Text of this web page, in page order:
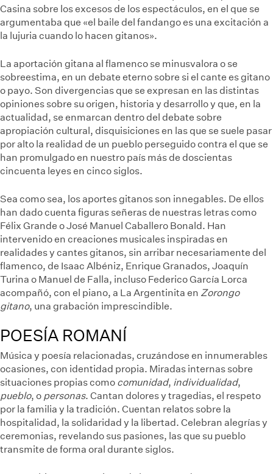
Casina sobre los excesos de los espectáculos, en el que se
argumentaba que «el baile del fandango es una excitación a
la lujuria cuando lo hacen gitanos».
La aportación gitana al flamenco se minusvalora o se
sobreestima, en un debate eterno sobre si el cante es gitano
o payo. Son divergencias que se expresan en las distintas
opiniones sobre su origen, historia y desarrollo y que, en la
actualidad, se enmarcan dentro del debate sobre
apropiación cultural, disquisiciones en las que se suele pasar
por alto la realidad de un pueblo perseguido contra el que se
han promulgado en nuestro país más de doscientas
cincuenta leyes en cinco siglos.
Sea como sea, los aportes gitanos son innegables. De ellos
han dado cuenta figuras señeras de nuestras letras como
Félix Grande o José Manuel Caballero Bonald. Han
intervenido en creaciones musicales inspiradas en
realidades y cantes gitanos, sin arribar necesariamente del
flamenco, de Isaac Albéniz, Enrique Granados, Joaquín
Turina o Manuel de Falla, incluso Federico García Lorca
acompañó, con el piano, a La Argentinita en Zorongo
gitano, una grabación imprescindible.
POESÍA ROMANÍ
Música y poesía relacionadas, cruzándose en innumerables
ocasiones, con identidad propia. Miradas internas sobre
situaciones propias como comunidad, individualidad,
pueblo, o personas. Cantan dolores y tragedias, el respeto
por la familia y la tradición. Cuentan relatos sobre la
hospitalidad, la solidaridad y la libertad. Celebran alegrías y
ceremonias, revelando sus pasiones, las que su pueblo
transmite de forma oral durante siglos.